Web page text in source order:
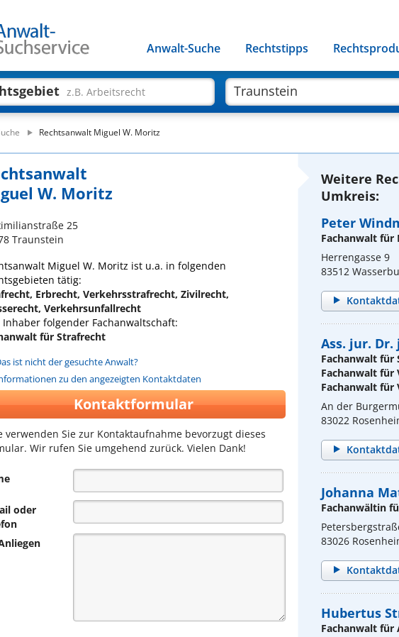
Anwalt-Suche Rechtstipps
z.B. Arbeitsrecht
Rechtsanwalt Miguel W. Moritz
W. Moritz
25
Traunstein
Miguel W. Moritz ist u.a. in folgenden
tätig:
Erbrecht, Verkehrsstrafrecht, Zivilrecht,
Verkehrsunfallrecht
Inhaber folgender Fachanwaltschaft:
für Strafrecht
ist nicht der gesuchte Anwalt?
zu den angezeigten Kontaktdaten
Kontaktformular
verwenden Sie zur Kontaktaufnahme bevorzugt dieses
Wir rufen Sie umgehend zurück. Vielen Dank!
oder
Weitere
Umkreis:
Peter
Fachanwalt für
Herrengasse 9
83512
Ass. jur. Dr.
Fachanwalt für
Fachanwalt für
Fachanwalt für
An der
83022
Johanna
Fachanwältin
83026
Hubertus
Fachanwalt für